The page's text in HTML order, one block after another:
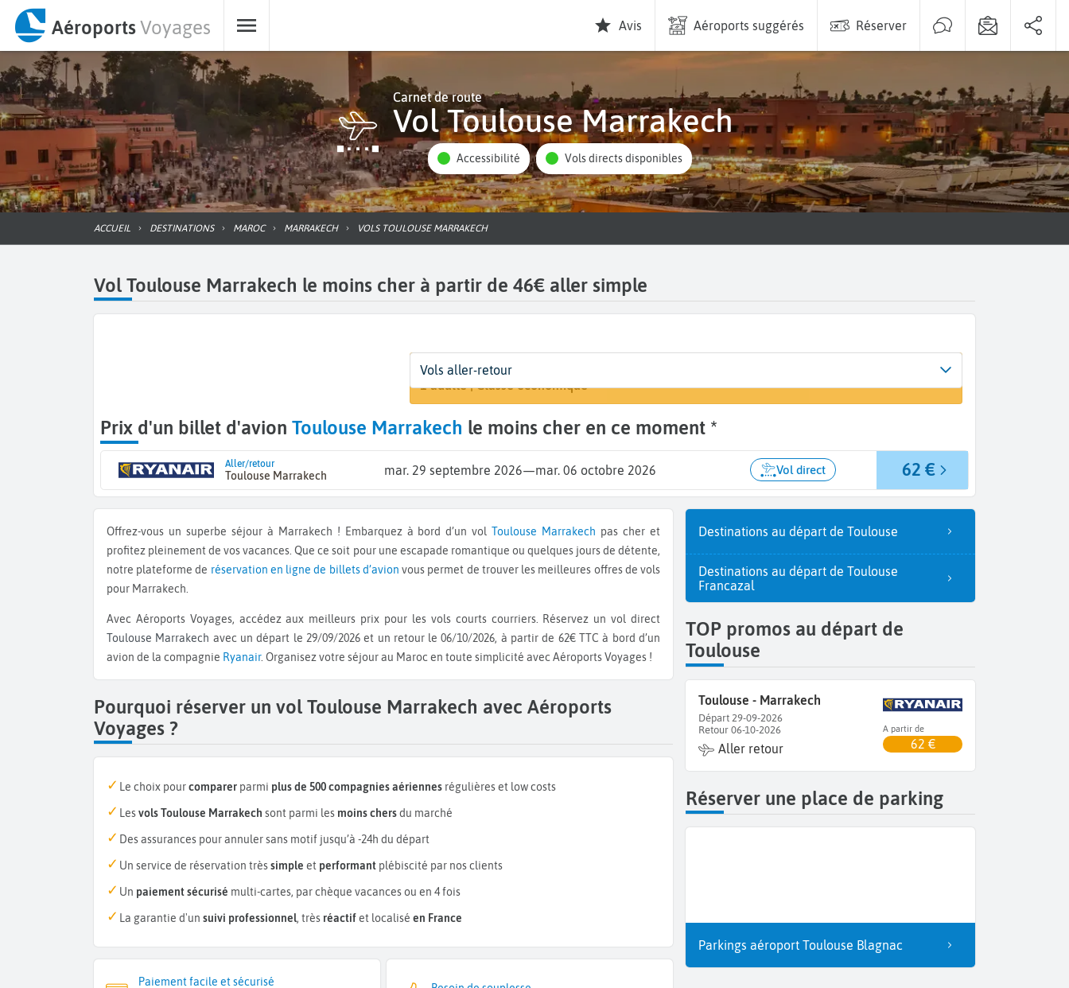
AéroportsVoyages Avis Aéroports suggérés Réserver
Carnet de route
Vol Toulouse Marrakech
Accessibilité Vols directs disponibles
ACCUEIL DESTINATIONS MAROC MARRAKECH VOLS TOULOUSE MARRAKECH
Vol Toulouse Marrakech le moins cher à partir de 46€ aller simple
Départ
Toulouse (TLS) Marrakech (RAK)
Dates
Dates de votre voyage
Voyageurs | Classe
1 adulte | Classe économique
Vols aller-retour
Prix d'un billet d'avion Toulouse Marrakech le moins cher en ce moment *
Aller/retour
Toulouse Marrakech mar. 29 septembre 2026—mar. 06 octobre 2026 Vol direct 62 €
Offrez-vous un superbe séjour à Marrakech ! Embarquez à bord d’un volToulouse Marrakech pas cher et
profitez pleinement de vos vacances. Que ce soit pour une escapade romantique ou quelques jours de détente,
notre plateforme de réservation en ligne de billets d’avion vous permet de trouver les meilleures offres de vols
pour Marrakech.
Avec Aéroports Voyages, accédez aux meilleurs prix pour les vols courts courriers. Réservez un vol direct
Toulouse Marrakech avec un départ le 29/09/2026 et un retour le 06/10/2026, à partir de 62€ TTC à bord d’un
avion de la compagnie Ryanair. Organisez votre séjour au Maroc en toute simplicité avec Aéroports Voyages !
Pourquoi réserver un vol Toulouse Marrakech avec Aéroports
Voyages ?
Le choix pourcomparer parmi plus de 500 compagnies aériennes régulières et low costs
Lesvols Toulouse Marrakech sont parmi les moins chersdu marché
Des assurances pour annuler sans motif jusqu’à -24h du départ
Un service de réservation trèssimple et performant plébiscité par nos clients
Un paiement sécurisé multi-cartes, par chèque vacances ou en 4 fois
La garantie d'un suivi professionnel, très réactifet localisé en France
Paiement facile et sécurisé
Destinations au départ de Toulouse
Destinations au départ de Toulouse
Francazal
TOP promos au départ de
Toulouse
Toulouse - Marrakech
Départ 29-09-2026
Retour 06-10-2026
Aller retour
A partir de
62 €
Réserver une place de parking
Parkings aéroport Toulouse Blagnac